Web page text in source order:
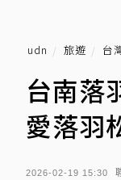
udn 旅遊 台
台南落
愛落羽
2026-02-19 15:30